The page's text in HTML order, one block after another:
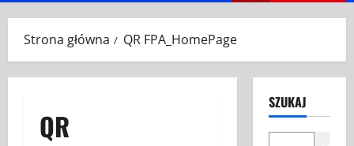
Strona główna QR FPA_HomePage
QR
SZUKAJ